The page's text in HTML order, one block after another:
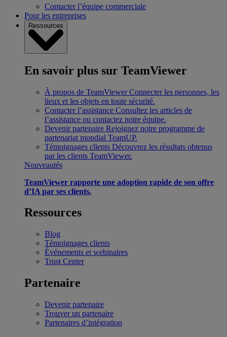
Contacter l’équipe commerciale
Pour les entreprises
Ressources
En savoir plus sur TeamViewer
À propos de TeamViewer Connecter les personnes, les
lieux et les objets en toute sécurité.
Contacter l’assistance Consultez les articles de
l’assistance ou contactez notre équipe.
Devenir partenaire Rejoignez notre programme de
partenariat mondial TeamUP.
Témoignages clients Découvrez les résultats obtenus
par les clients TeamViewer.
Nouveautés
TeamViewer rapporte une adoption rapide de son offre
d’IA par ses clients.
Ressources
Blog
Témoignages clients
Événements et webinaires
Trust Center
Partenaire
Devenir partenaire
Trouver un partenaire
Partenaires d’intégration